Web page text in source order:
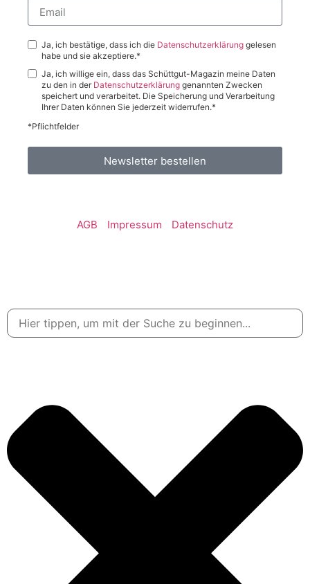
Ja, ich bestätige, dass ich die Datenschutzerklärung gelesen
habe und sie akzeptiere.*
Ja, ich willige ein, dass das Schüttgut-Magazin meine Daten
zu den in der Datenschutzerklärung genannten Zwecken
speichert und verarbeitet. Die Speicherung und Verarbeitung
Ihrer Daten können Sie jederzeit widerrufen.*
*Pflichtfelder
Newsletter bestellen
AGB Impressum Datenschutz